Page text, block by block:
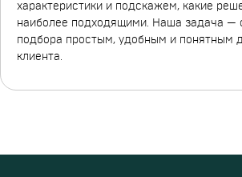
характеристики и подскажем, какие
наиболее подходящими. Наша задача —
подбора простым, удобным и понятным
клиента.